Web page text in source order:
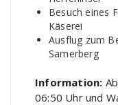
Besuch eines
Käserei
Ausflug zum
Samerberg
Information:
06:50 Uhr und